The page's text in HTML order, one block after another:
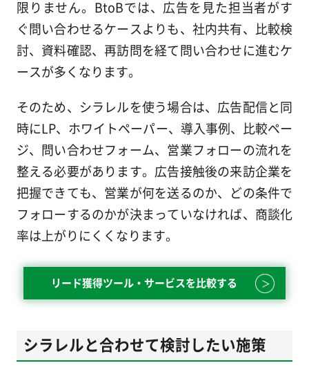
限りません。BtoBでは、広告を見た担当者がす
ぐ問い合わせるケースよりも、社内共有、比較検
討、資料確認、再訪問を経て問い合わせに進むケ
ースが多くなります。
そのため、シラレルを使う場合は、広告配信と同
時にLP、ホワイトペーパー、導入事例、比較ペー
ジ、問い合わせフォーム、営業フォローの流れを
整える必要があります。広告接触後の来訪企業を
把握できても、営業が何を送るのか、どの条件で
フォローするのかが決まっていなければ、商談化
率は上がりにくくなります。
リード獲得ツール・サービスを比較する
シラレルと合わせて検討したい施策